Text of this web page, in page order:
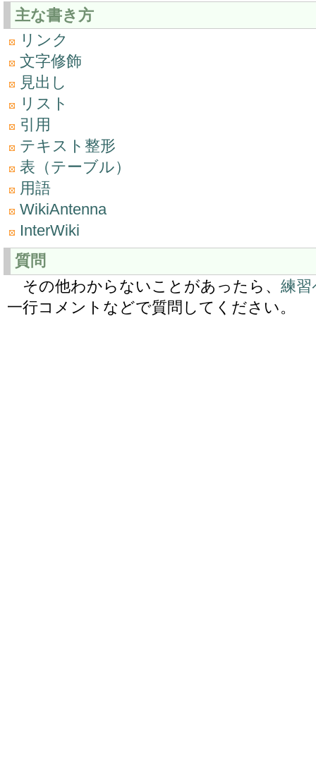
主な書き方
リンク
文字修飾
見出し
リスト
引用
テキスト整形
表（テーブル）
用語
WikiAntenna
InterWiki
質問
その他わからないことがあったら、 練習
一行コメントなどで質問してください。